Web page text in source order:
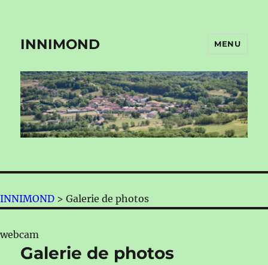
INNIMOND MENU
INNIMOND > Galerie de photos
webcam
Galerie de photos